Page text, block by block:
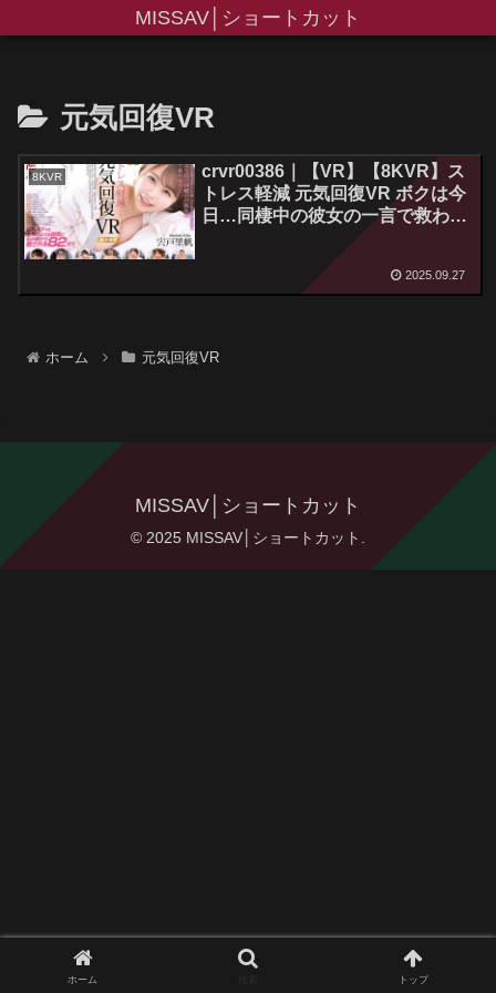
MISSAV│ショートカット
元気回復VR
8KVR
crvr00386｜【VR】【8KVR】ス
トレス軽減 元気回復VR ボクは今
日…同棲中の彼女の一言で救われ
2025.09.27
ホーム 元気回復VR
MISSAV│ショートカット
© 2025 MISSAV│ショートカット.
ホーム トップ